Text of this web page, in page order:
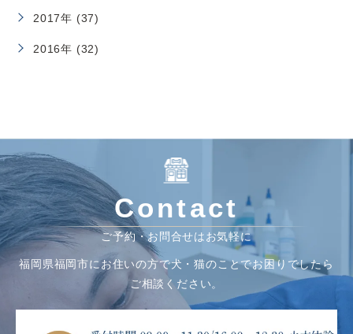
2017年 (37)
2016年 (32)
Contact
ご予約・お問合せはお気軽に
福岡県福岡市にお住いの方で犬・猫のことでお困りでしたら
ご相談ください。